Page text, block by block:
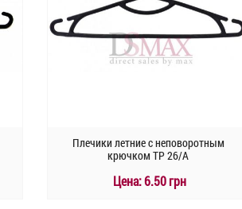
Плечики летние с неповоротным
крючком TP 26/А
Цена:6.50 грн